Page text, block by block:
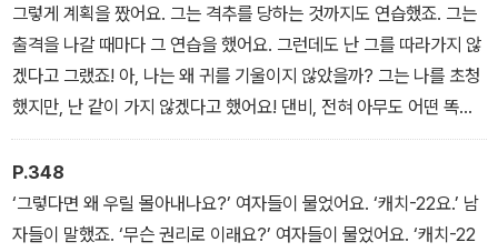
2』는 이전까지의 모더니즘 형식을 전복한 파격적인 구성과 냉전 시기
의 현실을 비틀어 반영한 독특한 풍자 어법으로 “소설의 형태를 바꾸
었다.”라는 평을 받았다. 인간이 존재하는 한 영원히 계속되는 전쟁의
비극성과 부조리를 날카롭게 풍자하며 20세기 최고의 반전 소설로
‘헬러 열풍’을 일으킨다.
그렇게 계획을 짰어요. 그는 격추를 당하는 것까지도 연습했죠. 그는
출격을 나갈 때마다 그 연습을 했어요. 그런데도 난 그를 따라가지 않
겠다고 그랬죠! 아, 나는 왜 귀를 기울이지 않았을까? 그는 나를 초청
했지만, 난 같이 가지 않겠다고 했어요! 댄비, 전혀 아무도 어떤 똑똑
한 면이 있다고 의심하지 못할 만큼 바보스럽고 순진한 표정하고, 뻐
드렁니하고, 고장 난 밸브도 가져다줘요. 난 그런 것들이 모두 필요해
요. 아, 왜 나는 그의 얘기에 귀를 기울이지 않았던가. 이제 와서야 나
는 그가 하려던 얘기의 뜻을 이해하게 되었어요.”
P.348
‘그렇다면 왜 우릴 몰아내나요?’ 여자들이 물었어요. ‘캐치-22요.’ 남
자들이 말했죠. ‘무슨 권리로 이래요?’ 여자들이 물었어요. ‘캐치-22